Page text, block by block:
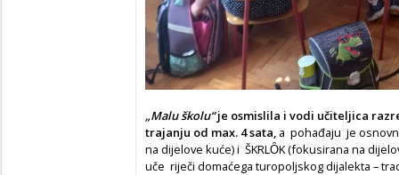
„Malu školu“je osmislila i vodi učiteljica
trajanju od max. 4sata, a pohađaju je
na dijelove kuće) i ŠKRLȎK (fokusirana na
uče riječi domaćega turopoljskog dijalekta –